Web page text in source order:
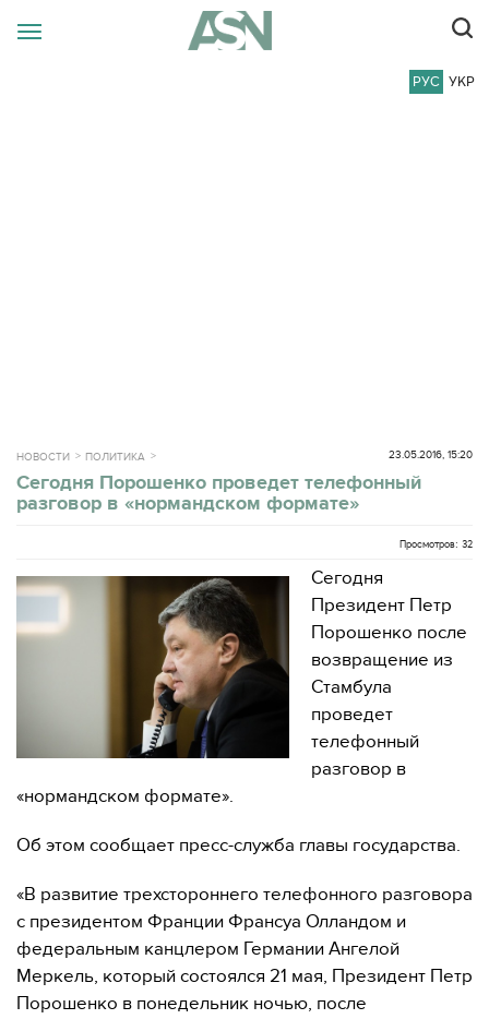
РУС УКР
НОВОСТИ ПОЛИТИКА 23.05.2016, 15:20
Сегодня Порошенко проведет телефонный
разговор в «нормандском формате»
Просмотров: 32
Сегодня
Президент Петр
Порошенко после
возвращение из
Стамбула
проведет
телефонный
разговор в
«нормандском формате».
Об этом сообщает пресс-служба главы государства.
«В развитие трехстороннего телефонного разговора
с президентом Франции Франсуа Олландом и
федеральным канцлером Германии Ангелой
Меркель, который состоялся 21 мая, Президент Петр
Порошенко в понедельник ночью, после